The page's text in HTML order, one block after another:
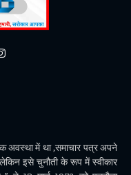
Instagram
अवस्था में था ,समाचार पत्र अपने
इसे चुनौती के रूप में स्वीकार